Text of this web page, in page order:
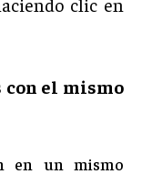
con el mismo
en un mismo